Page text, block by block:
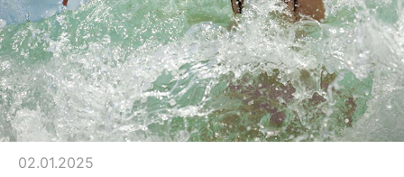
02.01.2025